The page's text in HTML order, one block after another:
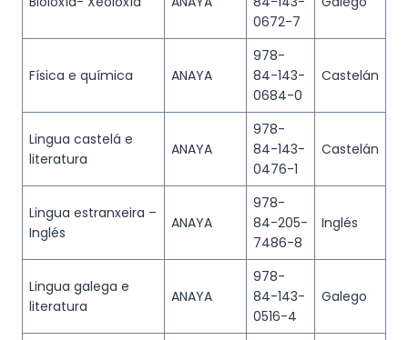
0672-7
Física e química ANAYA
978-
84-143-
0684-0
Castelán
Lingua castelá e
literatura
ANAYA
978-
84-143-
0476-1
Castelán
Lingua estranxeira –
Inglés
ANAYA
978-
84-205-
7486-8
Inglés
Lingua galega e
literatura
ANAYA
978-
84-143-
0516-4
Galego